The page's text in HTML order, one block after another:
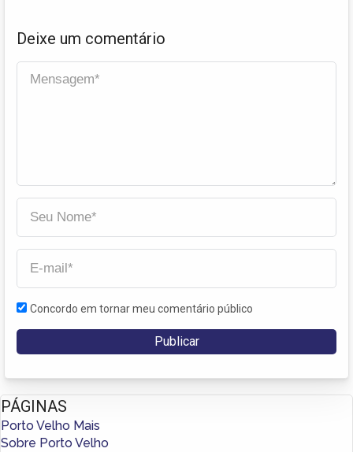
Deixe um comentário
Concordo em tornar meu comentário público
PÁGINAS
Porto Velho Mais
Sobre Porto Velho